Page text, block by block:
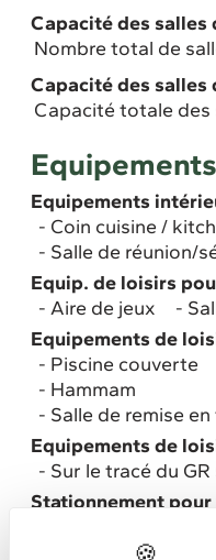
Capacité des salles
Nombre total de
Capacité des salles
Capacité totale des
Equipements
Equipements
Coin cuisine /
Salle de réunion/
Equip. de loisirs
Aire de jeux
Equipements de
Piscine couverte
Hammam
Salle de remise
Equipements de
Sur le tracé du
Stationnement pour
Parking privé